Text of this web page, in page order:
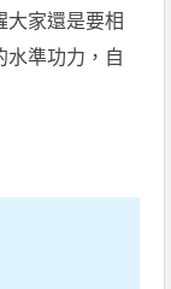
大家還是要相
水準功力，自